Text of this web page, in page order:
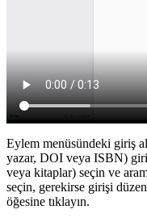
Eylem menüsündeki giriş
yazar, DOI veya ISBN)
veya kitaplar) seçin ve
seçin, gerekirse girişi
öğesine tıklayın.